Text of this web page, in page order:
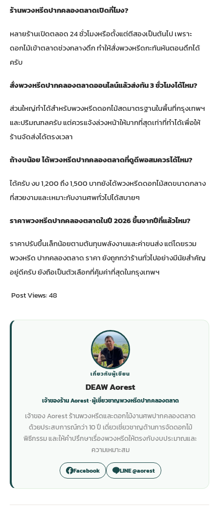
ร้านพวงหรีดปากคลองตลาดเปิดกี่โมง?
หลายร้านเปิดตลอด 24 ชั่วโมงหรือตั้งแต่ตีสองเป็นต้นไป เพราะ
ดอกไม้เข้าตลาดช่วงกลางดึก ทำให้สั่งพวงหรีดกะทันหันตอนดึกได้
ครับ
สั่งพวงหรีดปากคลองตลาดออนไลน์แล้วส่งทัน 3 ชั่วโมงได้ไหม?
ส่วนใหญ่ทำได้สำหรับพวงหรีดดอกไม้สดมาตรฐานในพื้นที่กรุงเทพฯ
และปริมณฑลครับ แต่ควรแจ้งล่วงหน้าให้มากที่สุดเท่าที่ทำได้เพื่อให้
ร้านจัดส่งได้ตรงเวลา
ถ้างบน้อย ได้พวงหรีดปากคลองตลาดที่ดูดีพอสมควรได้ไหม?
ได้ครับ งบ 1,200 ถึง 1,500 บาทยังได้พวงหรีดดอกไม้สดขนาดกลาง
ที่สวยงามและเหมาะกับงานศพทั่วไปได้สบายๆ
ราคาพวงหรีดปากคลองตลาดในปี 2026 ขึ้นจากปีที่แล้วไหม?
ราคาปรับขึ้นเล็กน้อยตามต้นทุนพลังงานและค่าขนส่ง แต่โดยรวม
พวงหรีด ปากคลองตลาด ราคา ยังถูกกว่าร้านทั่วไปอย่างมีนัยสำคัญ
อยู่ดีครับ ยังถือเป็นตัวเลือกที่คุ้มค่าที่สุดในกรุงเทพฯ
Post Views:48
เกี่ยวกับผู้เขียน
DEAW Aorest
เจ้าของร้าน Aorest · ผู้เชี่ยวชาญพวงหรีดปากคลองตลาด
เจ้าของ Aorest ร้านพวงหรีดและดอกไม้งานศพปากคลองตลาด
ด้วยประสบการณ์กว่า 10 ปี เดี่ยวเชี่ยวชาญด้านการจัดดอกไม้
พิธีกรรม และให้คำปรึกษาเรื่องพวงหรีดให้ตรงกับงบประมาณและ
ความเหมาะสม
Facebook LINE @aorest